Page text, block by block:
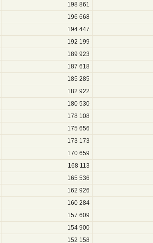
198 861
196 668
194 447
192 199
189 923
187 618
185 285
182 922
180 530
178 108
175 656
173 173
170 659
168 113
165 536
162 926
160 284
157 609
154 900
152 158